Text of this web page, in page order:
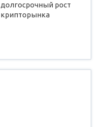
долгосрочный рост
крипторынка